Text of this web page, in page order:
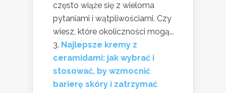
często wiąże się z wieloma
pytaniami i wątpliwościami. Czy
wiesz, które okoliczności mogą...
Najlepsze kremy z
ceramidami: jak wybrać i
stosować, by wzmocnić
barierę skóry i zatrzymać